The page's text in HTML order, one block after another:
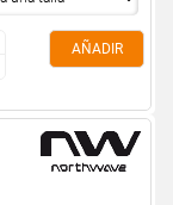
AÑADIR